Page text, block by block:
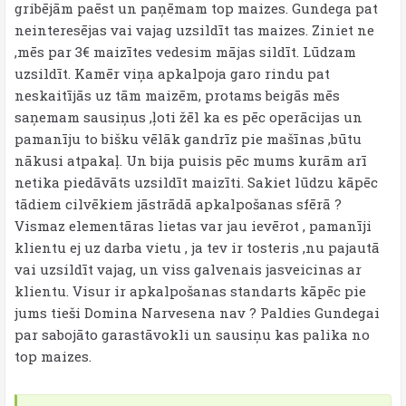
gribējām paēst un paņēmam top maizes. Gundega pat
neinteresējas vai vajag uzsildīt tas maizes. Ziniet ne
,mēs par 3€ maizītes vedesim mājas sildīt. Lūdzam
uzsildīt. Kamēr viņa apkalpoja garo rindu pat
neskaitījās uz tām maizēm, protams beigās mēs
saņemam sausiņus ,ļoti žēl ka es pēc operācijas un
pamanīju to bišku vēlāk gandrīz pie mašīnas ,būtu
nākusi atpakaļ. Un bija puisis pēc mums kurām arī
netika piedāvāts uzsildīt maizīti. Sakiet lūdzu kāpēc
tādiem cilvēkiem jāstrādā apkalpošanas sfērā ?
Vismaz elementāras lietas var jau ievērot , pamanīji
klientu ej uz darba vietu , ja tev ir tosteris ,nu pajautā
vai uzsildīt vajag, un viss galvenais jasveicinas ar
klientu. Visur ir apkalpošanas standarts kāpēc pie
jums tieši Domina Narvesena nav ? Paldies Gundegai
par sabojāto garastāvokli un sausiņu kas palika no
top maizes.